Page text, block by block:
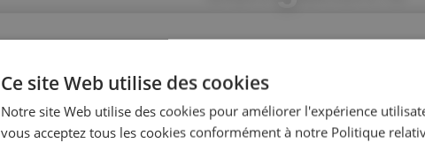
Ce site Web utilise des cookies
Notre site Web utilise des cookies pour améliorer l'expérience
vous acceptez tous les cookies conformément à notre Politique